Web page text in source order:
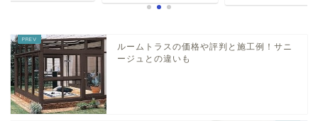
ルームトラスの価格や評判と施工例！サニ
ージュとの違いも